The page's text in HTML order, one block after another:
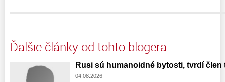
Ďalšie články od tohto blogera
Rusi sú humanoidné bytosti, tvrdí člen
04.08.2026